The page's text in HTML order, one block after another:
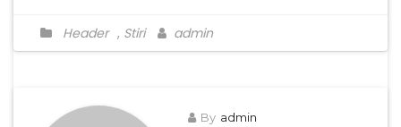
Header , Stiri admin
By admin